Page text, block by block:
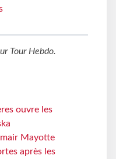
Tour Hebdo.
ouvre les
Mayotte
après les